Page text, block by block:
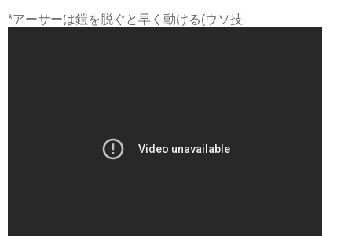
*アーサーは鎧を脱ぐと早く動ける(ウソ技